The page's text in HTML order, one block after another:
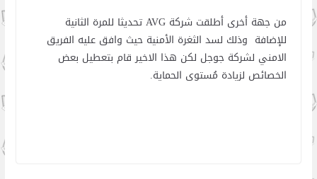
من جهة أخرى أطلقت شركة AVG تحديثا للمرة الثانية
للإضافة وذلك لسد الثغرة الأمنية حيث وافق عليه الفريق
الامني لشركة جوجل لكن هذا الاخير قام بتعطيل بعض
الخصائص لزيادة مُستوى الحماية.